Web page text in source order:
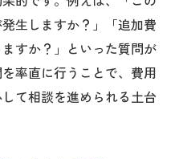
生しますか？」「追加費
すか？」といった質問が
率直に行うことで、費用
て相談を進められる土台